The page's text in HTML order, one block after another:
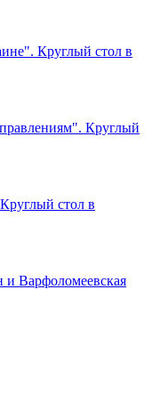
Круглый стол в
Круглый
стол в
и Варфоломеевская